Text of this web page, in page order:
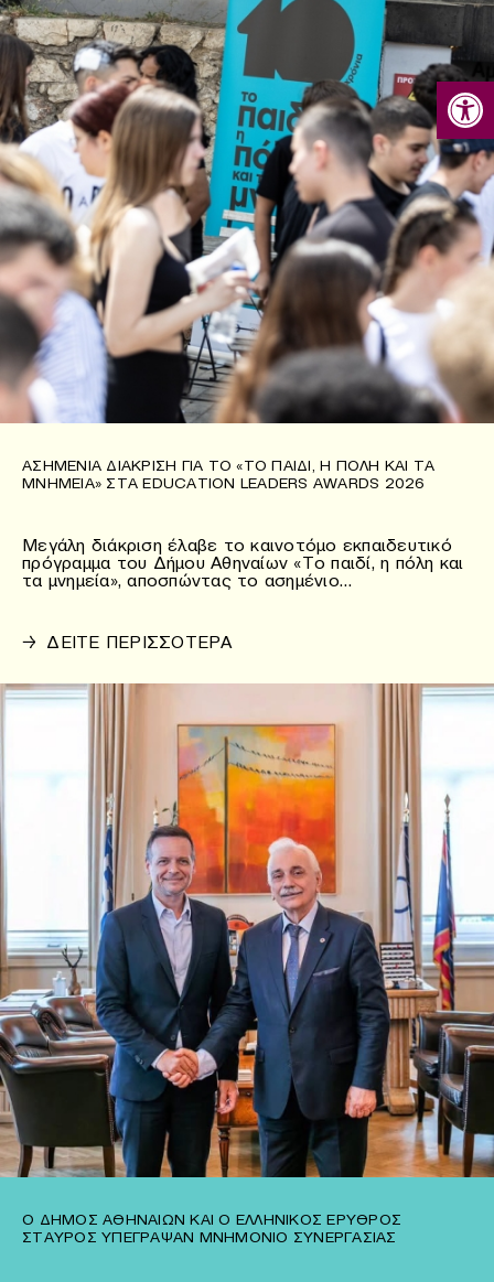
ΑΣΗΜΈΝΙΑ ΔΙΆΚΡΙΣΗ ΓΙΑ ΤΟ «ΤΟ ΠΑΙΔΊ, Η ΠΌΛΗ ΚΑΙ ΤΑ
ΜΝΗΜΕΊΑ» ΣΤΑ EDUCATION LEADERS AWARDS 2026
Μεγάλη διάκριση έλαβε το καινοτόμο εκπαιδευτικό
πρόγραμμα του Δήμου Αθηναίων «Το παιδί, η πόλη και
τα μνημεία», αποσπώντας το ασημένιο…
→ ΔΕΙΤΕ ΠΕΡΙΣΣΟΤΕΡΑ
Ο ΔΉΜΟΣ ΑΘΗΝΑΊΩΝ ΚΑΙ Ο ΕΛΛΗΝΙΚΌΣ ΕΡΥΘΡΌΣ
ΣΤΑΥΡΌΣ ΥΠΈΓΡΑΨΑΝ ΜΝΗΜΌΝΙΟ ΣΥΝΕΡΓΑΣΊΑΣ